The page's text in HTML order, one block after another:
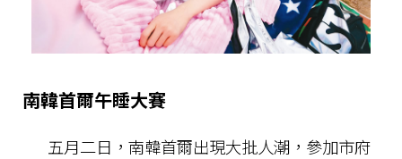
南韓首爾午睡大賽
五月二日，南韓首爾出現大批人潮，參加市府